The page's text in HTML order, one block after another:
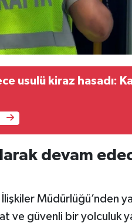
usulü kiraz hasadı:
devam
Müdürlüğü’nden
ve güvenli bir yolculuk